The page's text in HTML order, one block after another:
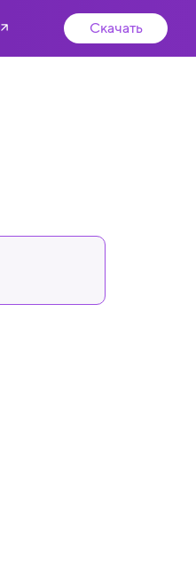
Скачать